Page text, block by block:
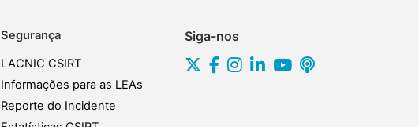
Segurança
LACNIC CSIRT
Informações para as LEAs
Reporte do Incidente
Siga-nos